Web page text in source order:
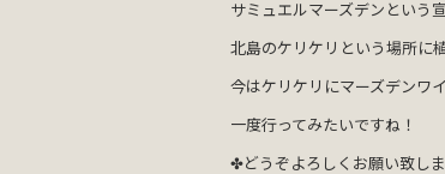
サミュエルマーズデンという宣
北島のケリケリという場所に
今はケリケリにマーズデンワ
一度行ってみたいですね！
✤どうぞよろしくお願い致しま